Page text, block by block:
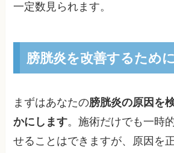
一定数見られます。
膀胱炎を改善するために
まずはあなたの膀胱炎の原因を
かにします。施術だけでも一時
せることはできますが、原因を